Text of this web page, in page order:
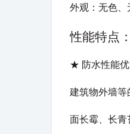
外观：无色、
性能特点：
★ 防水性能优
建筑物外墙
面长霉、长